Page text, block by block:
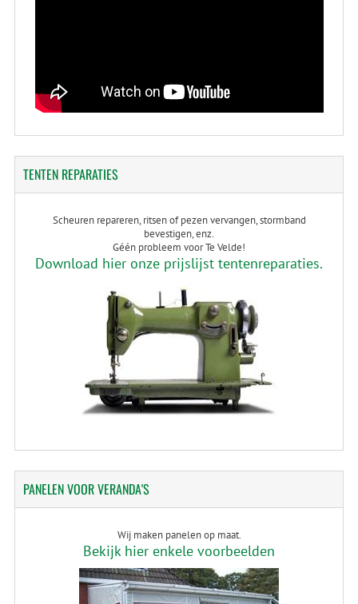
TENTENREPARATIES
Scheuren repareren, ritsen of pezen vervangen, stormband
bevestigen, enz.
Géén probleem voor Te Velde!
Download hier onze prijslijst tentenreparaties.
PANELENVOOR VERANDA'S
Wij maken panelen op maat.
Bekijk hier enkele voorbeelden